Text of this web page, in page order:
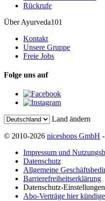
Rückrufe
Über Ayurveda101
Kontakt
Unsere Gruppe
Freie Jobs
Folge uns auf
Land ändern
© 2010-2026 niceshops GmbH
Impressum und
Datenschutz
Allgemeine
Barrierefreiheitserklärung
Datenschutz-Einstellungen
Abo-Verträge hier